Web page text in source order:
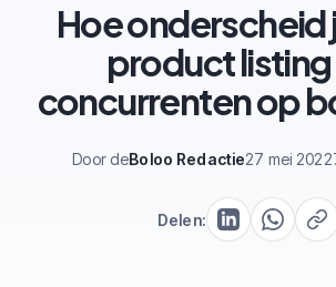
Hoe onderscheid
product listing
concurrenten op
Door deBoloo Redactie27 mei 2022
Delen: